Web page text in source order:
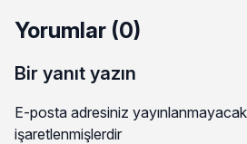
Yorumlar (0)
Bir yanıt yazın
E-posta adresiniz
işaretlenmişlerdir